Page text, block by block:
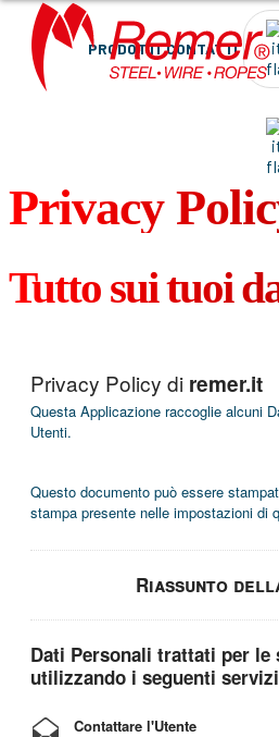
PRODOTTI CONTATTI
Privacy
Tutto sui tuoi
Privacy Policy di remer.it
Questa Applicazione raccoglie alcuni
Utenti.
Questo documento può essere
stampa presente nelle impostazioni di
Riassunto
Dati Personali trattati per le
utilizzando i seguenti
Contattare l'Utente